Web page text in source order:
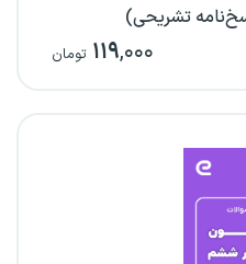
۱۱۹,۰۰۰ تومان